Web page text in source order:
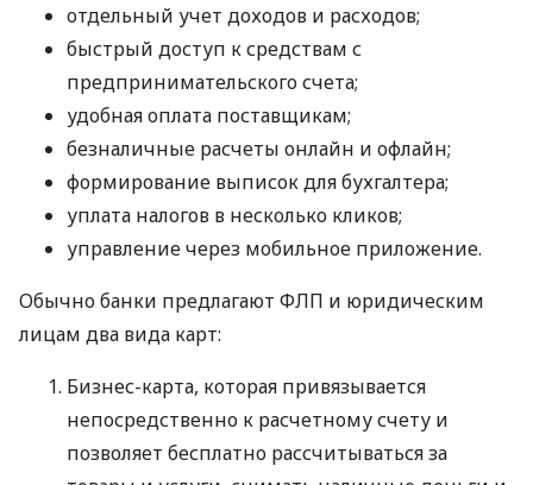
отдельный учет доходов и расходов;
быстрый доступ к средствам с
предпринимательского счета;
удобная оплата поставщикам;
безналичные расчеты онлайн и офлайн;
формирование выписок для бухгалтера;
уплата налогов в несколько кликов;
управление через мобильное приложение.
Обычно банки предлагают ФЛП и юридическим
лицам два вида карт:
Бизнес-карта, которая привязывается
непосредственно к расчетному счету и
позволяет бесплатно рассчитываться за